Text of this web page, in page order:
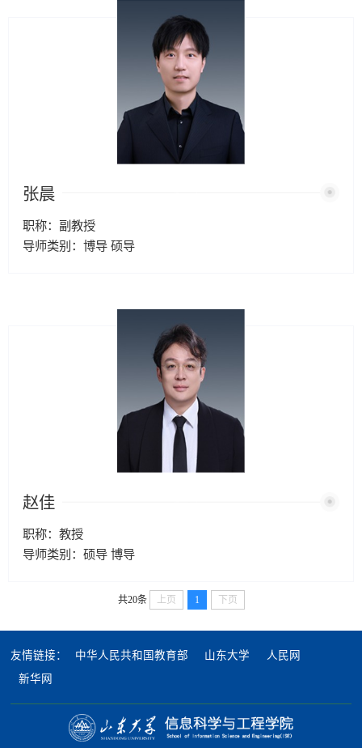
张晨
职称：副教授
导师类别：博导 硕导
赵佳
职称：教授
导师类别：硕导 博导
共20条 上页 1 下页
友情链接： 中华人民共和国教育部 山东大学
人民网
新华网